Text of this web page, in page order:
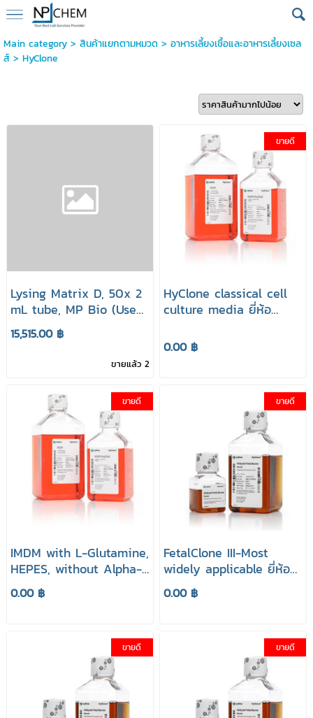
Main category> สินค้าแยกตามหมวด> อาหารเลี้ยงเชื้อและอาหารเลี้ยงเซล
ส์ > HyClone
Lysing Matrix D, 50x 2
mL tube, MP Bio (Used
to grind soft animal
and plant tissues, and
15,515.00 ฿
ขายแล้ว 2
ขายดี
HyClone classical cell
culture media ยี่ห้อ
0.00 ฿
ขายดี
IMDM with L-Glutamine,
HEPES, without Alpha-
Thioglycerol ยี่ห้อ
HyClone
0.00 ฿
ขายดี
FetalClone III-Most
widely applicable ยี่ห้อ
HyClone
0.00 ฿
ขายดี ขายดี